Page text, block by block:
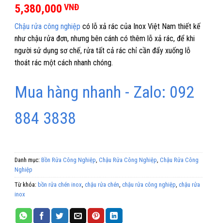
5.00trên 5
dựa trên
1
5,380,000 VNĐ
Chậu rửa công nghiệp có lỗ xả rác của Inox Việt Nam thiết kế
như chậu rửa đơn, nhưng bên cánh có thêm lỗ xả rác, để khi
người sử dụng sơ chế, rửa tất cả rác chỉ cần đẩy xuống lỗ
thoát rác một cách nhanh chóng.
Mua hàng nhanh - Zalo: 092
884 3838
Danh mục: Bồn Rửa Công Nghiệp Chậu Rửa Công Nghiệp Chậu Rửa Công
Nghiệp
Từ khóa: bồn rửa chén inox chậu rửa chén chậu rửa công nghiệp chậu rửa
inox